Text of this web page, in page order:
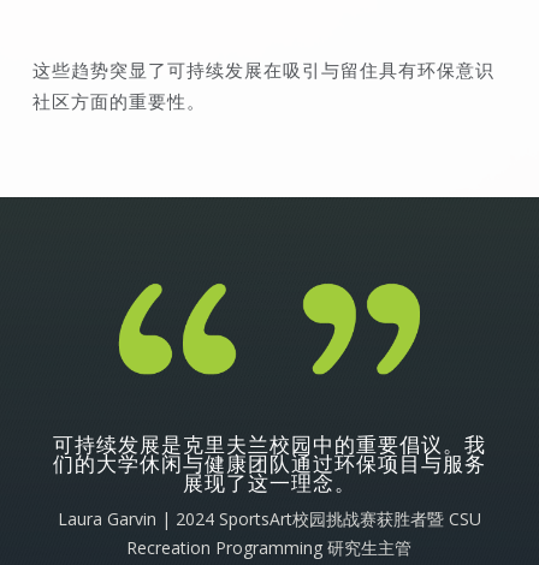
这些趋势突显了可持续发展在吸引与留住具有环保意识
社区方面的重要性。
可持续发展是克里夫兰校园中的重要倡议。我
们的大学休闲与健康团队通过环保项目与服务
展现了这一理念。
Laura Garvin | 2024 SportsArt校园挑战赛获胜者暨 CSU
Recreation Programming 研究生主管